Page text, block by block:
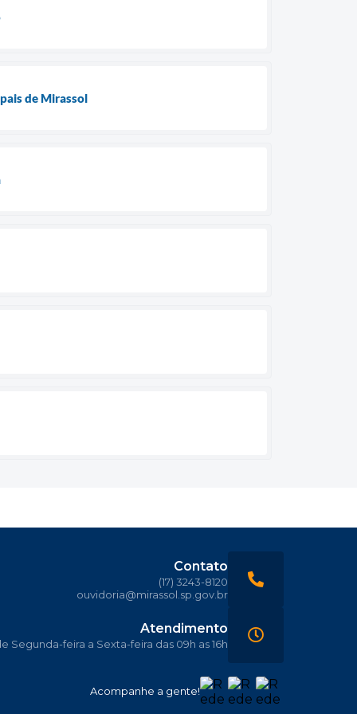
de Mirassol
Acompanhe a gente!
Contato
(17) 3243-8120
ouvidoria@mirassol.sp.gov.br
Atendimento
Segunda-feira a Sexta-feira das 09h as 16h